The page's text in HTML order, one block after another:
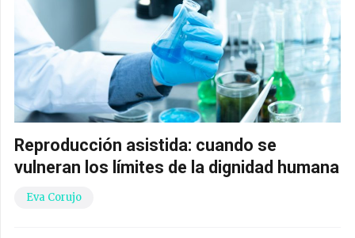
Reproducción asistida: cuando se
vulneran los límites de la dignidad humana
Eva Corujo